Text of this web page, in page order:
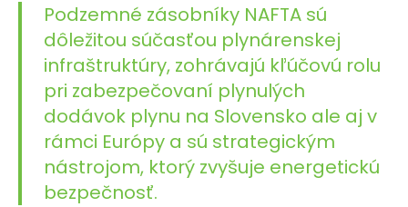
Podzemné zásobníky NAFTA sú
dôležitou súčasťou plynárenskej
infraštruktúry, zohrávajú kľúčovú rolu
pri zabezpečovaní plynulých
dodávok plynu na Slovensko ale aj v
rámci Európy a sú strategickým
nástrojom, ktorý zvyšuje energetickú
bezpečnosť.